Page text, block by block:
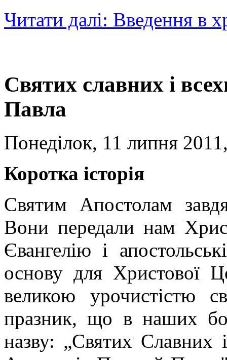
Читати далі: Введення в
Святих славних і
Павла
Понеділок, 11 липня
Коротка історія
Святим Апостолам
Вони передали нам
Євангелію і
основу для Христової
великою урочистістю
празник, що в наших
назву: „Святих Славних